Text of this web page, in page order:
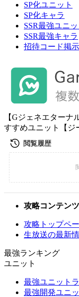
SP化ユニット
SP化キャラ
SSR最強ユニッ
SSR最強キャラ
招待コード掲
【Gジェネエター
すすめユニット【ジ
攻略コンテンツ
攻略トップペ
生放送の最新
最強ランキング
ユニット
最強ユニット
最強開発ユニ